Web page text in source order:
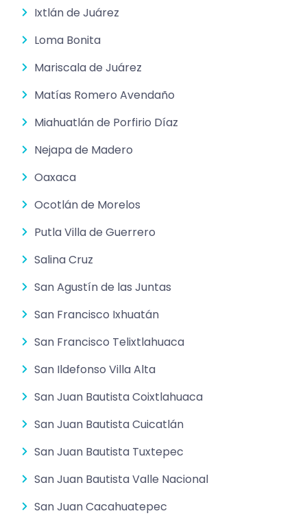
Ixtlán de Juárez
Loma Bonita
Mariscala de Juárez
Matías Romero Avendaño
Miahuatlán de Porfirio Díaz
Nejapa de Madero
Oaxaca
Ocotlán de Morelos
Putla Villa de Guerrero
Salina Cruz
San Agustín de las Juntas
San Francisco Ixhuatán
San Francisco Telixtlahuaca
San Ildefonso Villa Alta
San Juan Bautista Coixtlahuaca
San Juan Bautista Cuicatlán
San Juan Bautista Tuxtepec
San Juan Bautista Valle Nacional
San Juan Cacahuatepec